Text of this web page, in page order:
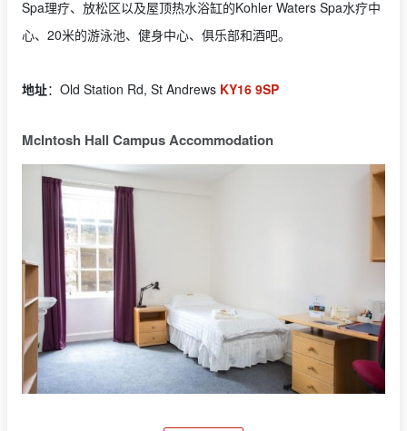
Spa理疗、放松区以及屋顶热水浴缸的Kohler Waters Spa水疗中
心、20米的游泳池、健身中心、俱乐部和酒吧。
地址：Old Station Rd, St Andrews KY16 9SP
McIntosh Hall Campus Accommodation